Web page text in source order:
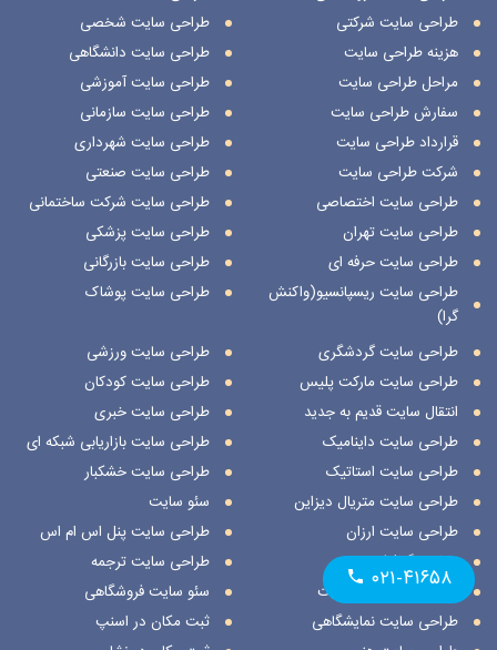
طراحی سایت شرکتی
هزینه طراحی سایت
مراحل طراحی سایت
سفارش طراحی سایت
قرارداد طراحی سایت
شرکت طراحی سایت
طراحی سایت اختصاصی
طراحی سایت تهران
طراحی سایت حرفه ای
طراحی سایت ریسپانسیو(واکنش
گرا)
طراحی سایت شخصی
طراحی سایت دانشگاهی
طراحی سایت آموزشی
طراحی سایت سازمانی
طراحی سایت شهرداری
طراحی سایت صنعتی
طراحی سایت شرکت ساختمانی
طراحی سایت پزشکی
طراحی سایت بازرگانی
طراحی سایت پوشاک
طراحی سایت گردشگری
طراحی سایت مارکت پلیس
انتقال سایت قدیم به جدید
طراحی سایت داینامیک
طراحی سایت استاتیک
طراحی سایت متریال دیزاین
طراحی سایت ارزان
طراحی گرافیک سایت
روش های طراحی سایت
طراحی سایت نمایشگاهی
طراحی سایت ورزشی
طراحی سایت کودکان
طراحی سایت خبری
طراحی سایت بازاریابی شبکه ای
طراحی سایت خشکبار
سئو سایت
طراحی سایت پنل اس ام اس
طراحی سایت ترجمه
سئو سایت فروشگاهی
ثبت مکان در اسنپ
۰۲۱-۴۱۶۵۸